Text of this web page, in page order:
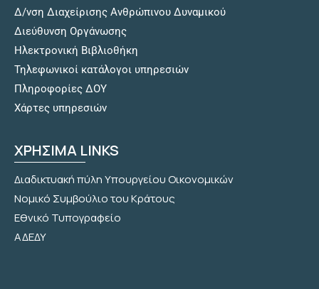
Δ/νση Διαχείρισης Ανθρώπινου Δυναμικού
Διεύθυνση Οργάνωσης
Hλεκτρονική Βιβλιοθήκη
Τηλεφωνικοί κατάλογοι υπηρεσιών
Πληροφορίες ΔΟΥ
Χάρτες υπηρεσιών
ΧΡΗΣΙΜΑ LINKS
Διαδικτυακή πύλη Υπουργείου Οικονομικών
Νομικό Συμβούλιο του Κράτους
Εθνικό Τυπογραφείο
ΑΔΕΔΥ